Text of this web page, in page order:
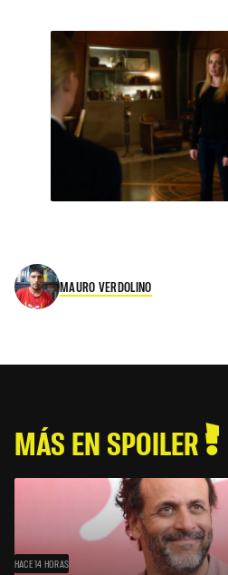
MAURO VERDOLINO
MÁS EN SPOILER
HACE 14 HORAS